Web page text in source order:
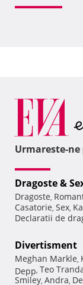
Urmareste-ne
Dragoste &
Dragoste,
Casatorie, Sex,
Declaratii de
Divertisment
Meghan Markle,
Depp, Teo
Smiley, Andra,